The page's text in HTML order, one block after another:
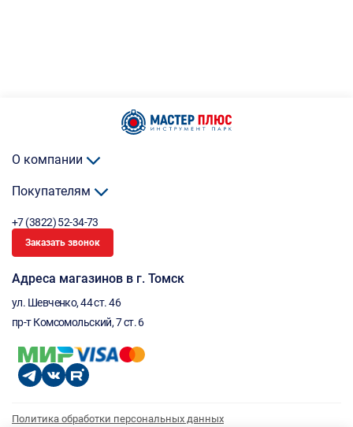
О компании
Покупателям
+7 (3822) 52-34-73
Заказать звонок
Адреса магазинов в г. Томск
ул. Шевченко, 44 ст. 46
пр-т Комсомольский, 7 ст. 6
Политика обработки персональных данных